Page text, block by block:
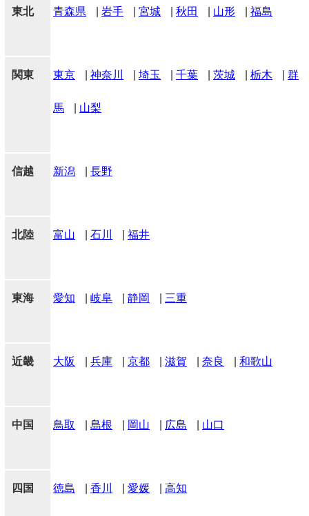
東北 青森県 岩手 宮城 秋田 山形 福島
関東 東京 神奈川 埼玉 千葉 茨城 栃木 群
馬 山梨
信越 新潟 長野
北陸 富山 石川 福井
東海 愛知 岐阜 静岡 三重
近畿 大阪 兵庫 京都 滋賀 奈良 和歌山
中国 鳥取 島根 岡山 広島 山口
四国 徳島 香川 愛媛 高知